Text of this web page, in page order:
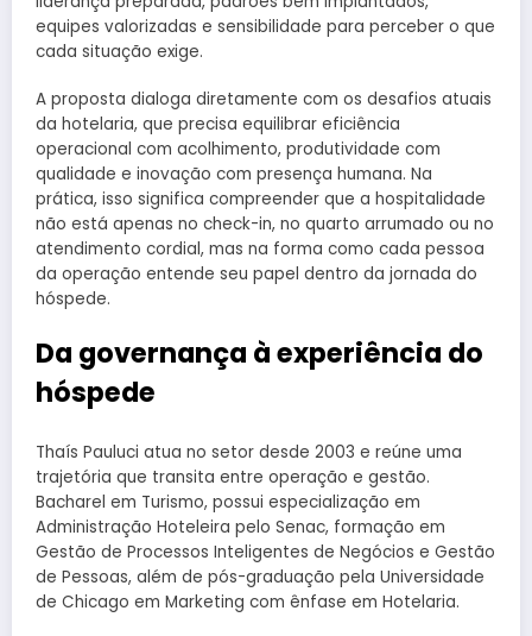
equipes valorizadas e sensibilidade para perceber o que
cada situação exige.
A proposta dialoga diretamente com os desafios atuais
da hotelaria, que precisa equilibrar eficiência
operacional com acolhimento, produtividade com
qualidade e inovação com presença humana. Na
prática, isso significa compreender que a hospitalidade
não está apenas no check-in, no quarto arrumado ou no
atendimento cordial, mas na forma como cada pessoa
da operação entende seu papel dentro da jornada do
hóspede.
Da governança à experiência do
hóspede
Thaís Pauluci atua no setor desde 2003 e reúne uma
trajetória que transita entre operação e gestão.
Bacharel em Turismo, possui especialização em
Administração Hoteleira pelo Senac, formação em
Gestão de Processos Inteligentes de Negócios e Gestão
de Pessoas, além de pós-graduação pela Universidade
de Chicago em Marketing com ênfase em Hotelaria.